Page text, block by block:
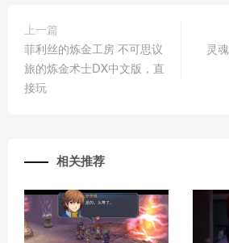
上一篇
菲利丝的炼金工房 不可思议
旅的炼金术士DX中文版，直
接玩
灵
相关推荐